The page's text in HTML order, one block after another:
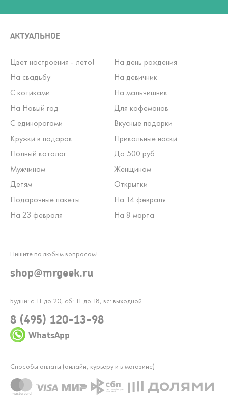
АКТУАЛЬНОЕ
Цвет настроения - лето!
На день рождения
На свадьбу
На девичник
С котиками
На мальчишник
На Новый год
Для кофеманов
С единорогами
Вкусные подарки
Кружки в подарок
Прикольные носки
Полный каталог
До 500 руб.
Мужчинам
Женщинам
Детям
Открытки
Подарочные пакеты
На 14 февраля
На 23 февраля
На 8 марта
Будни: с 11 до 20, сб: 11 до 18, вс: выходной
8 (495) 120-13-98
WhatsApp
Пишите по любым вопросам!
shop@mrgeek.ru
Способы оплаты (онлайн, курьеру и в магазине)